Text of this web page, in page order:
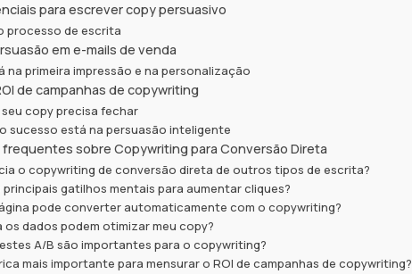
para escrever copy persuasivo
processo de escrita
em e-mails de venda
na primeira impressão e na personalização
de campanhas de copywriting
copy precisa fechar
sucesso está na persuasão inteligente
frequentes sobre Copywriting para Conversão Direta
o copywriting de conversão direta de outros tipos de escrita?
principais gatilhos mentais para aumentar cliques?
pode converter automaticamente com o copywriting?
os dados podem otimizar meu copy?
A/B são importantes para o copywriting?
mais importante para mensurar o ROI de campanhas de copywriting?